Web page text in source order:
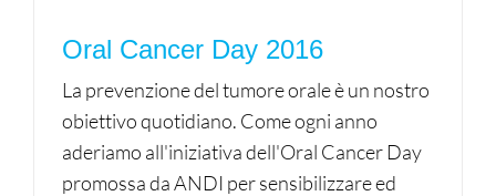
Oral Cancer Day 2016
La prevenzione del tumore orale è un nostro
obiettivo quotidiano. Come ogni anno
aderiamo all'iniziativa dell'Oral Cancer Day
promossa da ANDI per sensibilizzare ed